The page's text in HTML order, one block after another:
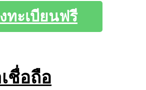
ทะเบียนฟรี
ชื่อถือ